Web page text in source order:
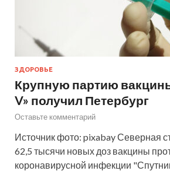
ЗДОРОВЬЕ
Крупную партию
V» получил Петербург
Оставьте комментарий
Источник фото: pixabay Северная
62,5 тысячи новых доз вакцины
коронавирусной инфекции